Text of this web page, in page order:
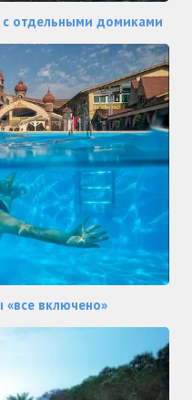
отдельными домиками
включено»